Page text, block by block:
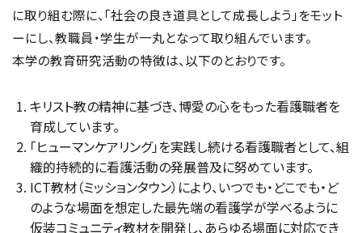
に取り組む際に、「社会の良き道具として成長しよう」をモット
ーにし、教職員・学生が一丸となって取り組んでいます。
本学の教育研究活動の特徴は、以下のとおりです。
キリスト教の精神に基づき、博愛の心をもった看護職者を
育成しています。
「ヒューマンケアリング」を実践し続ける看護職者として、組
織的持続的に看護活動の発展普及に努めています。
ICT教材（ミッションタウン）により、いつでも・どこでも・ど
のような場面を想定した最先端の看護学が学べるように
仮装コミュニティ教材を開発し、あらゆる場面に対応でき